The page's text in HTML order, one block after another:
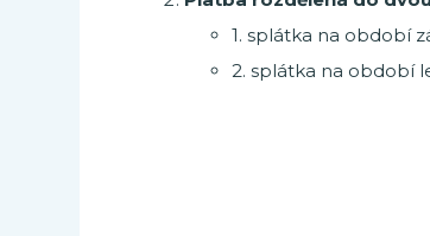
1. splátka na období
2. splátka na období